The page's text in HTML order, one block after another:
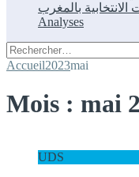
بالمغرب
Analyses
Rechercher :
Accueil2023mai
Mois : mai
UDS